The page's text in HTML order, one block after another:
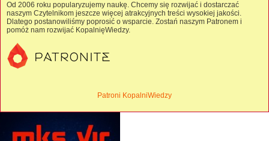
Od 2006 roku popularyzujemy naukę. Chcemy się rozwijać i dostarczać
naszym Czytelnikom jeszcze więcej atrakcyjnych treści wysokiej jakości.
Dlatego postanowiliśmy poprosić o wsparcie. Zostań naszym Patronem i
pomóż nam rozwijać KopalnięWiedzy.
Patroni KopalniWiedzy